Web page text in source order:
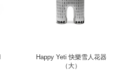
Happy Yeti 快樂雪人花器
（大）